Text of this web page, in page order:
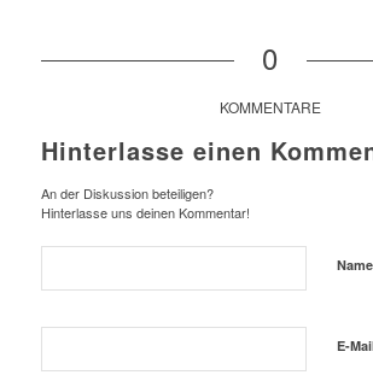
0
KOMMENTARE
Hinterlasse einen
An der Diskussion beteiligen?
Hinterlasse uns deinen Kommentar!
Name
E-